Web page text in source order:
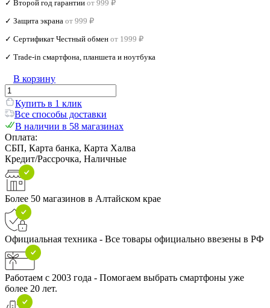
✓ Второй год гарантии от 999 ₽
✓ Защита экрана от 999 ₽
✓ Сертификат Честный обмен от 1999 ₽
✓ Trade‑in смартфона, планшета и ноутбука
В корзину
Купить в 1 клик
Все способы доставки
В наличии в 58 магазинах
Оплата:
СБП, Карта банка, Карта Халва
Кредит/Рассрочка, Наличные
Более 50 магазинов в Алтайском крае
Официальная техника - Все товары официально ввезены в РФ
Работаем с 2003 года - Помогаем выбрать смартфоны уже
более 20 лет.